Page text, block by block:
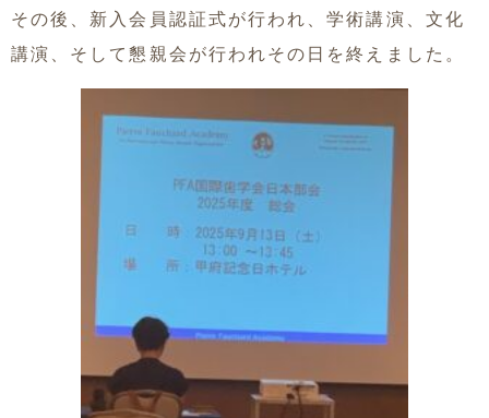
その後、新入会員認証式が行われ、学術講演、文化
講演、そして懇親会が行われその日を終えました。